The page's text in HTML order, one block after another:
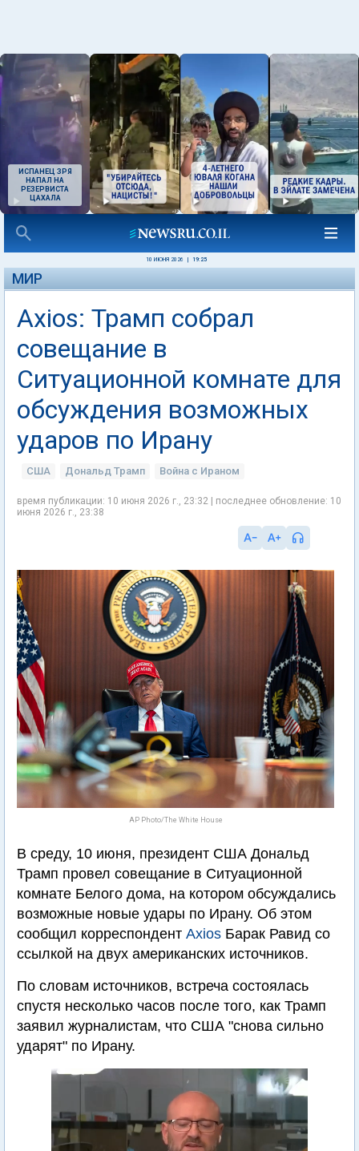
ИСПАНЕЦ ЗРЯ
НАПАЛ НА
РЕЗЕРВИСТА
ЦАХАЛА
10 ИЮНЯ 2026 19:25
МИР
Axios: Трамп собрал
совещание в
Ситуационной комнате для
обсуждения возможных
ударов по Ирану
США Дональд Трамп Война с Ираном
время публикации: 10 июня 2026 г., 23:32 | последнее обновление: 10
июня 2026 г., 23:38
AP Photo/The White House
В среду, 10 июня, президент США Дональд
Трамп провел совещание в Ситуационной
комнате Белого дома, на котором обсуждались
возможные новые удары по Ирану. Об этом
сообщил корреспондент Axios Барак Равид со
ссылкой на двух американских источников.
По словам источников, встреча состоялась
спустя несколько часов после того, как Трамп
заявил журналистам, что США "снова сильно
ударят" по Ирану.